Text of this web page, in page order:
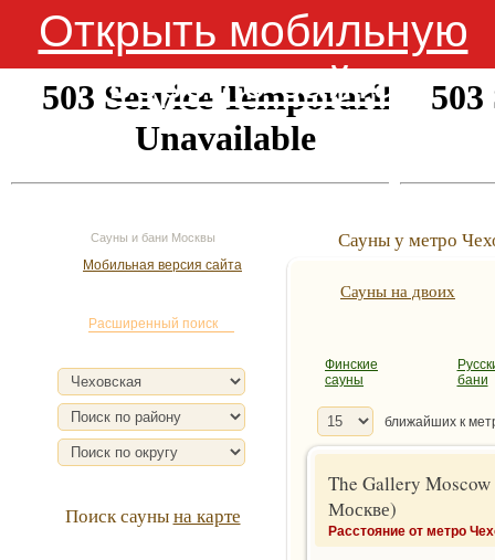
Открыть мобильную
версию сайта
Сауны у метро
Сауны на двоих
Финские
сауны
бани
ближайших к
The Gallery Moscow
Москве)
Расстояние от метро
Сауны и бани Москвы
Мобильная версия сайта
Расширенный поиск
Поиск саунына карте